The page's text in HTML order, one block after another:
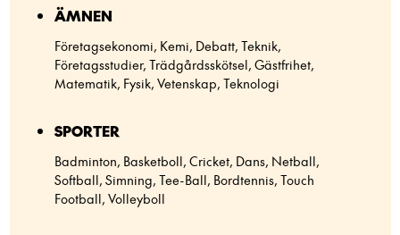
ÄMNEN
Företagsekonomi, Kemi, Debatt, Teknik,
Företagsstudier, Trädgårdsskötsel, Gästfrihet,
Matematik, Fysik, Vetenskap, Teknologi
SPORTER
Badminton, Basketboll, Cricket, Dans, Netball,
Softball, Simning, Tee-Ball, Bordtennis, Touch
Football, Volleyboll